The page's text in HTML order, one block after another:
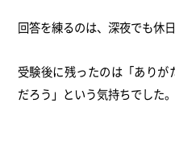
回答を練るのは、深夜でも休
受験後に残ったのは「あり
だろう」という気持ちでした。